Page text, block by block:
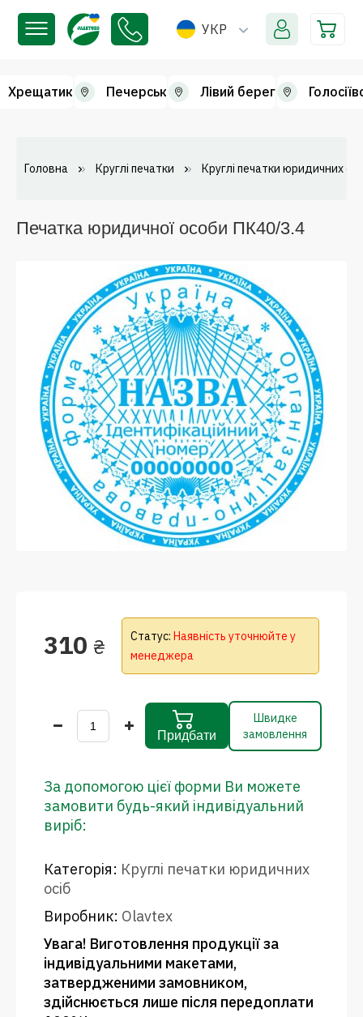
УКР
Хрещатик Печерськ Лівий берег
Головна Круглі печатки Круглі печатки юридичних
Печатка юридичної особи ПК40/3.4
310 ₴ Статус: Наявність уточнюйте у
менеджера
Придбати
Швидке
замовлення
За допомогою цієї форми Ви можете
замовити будь-який індивідуальний
виріб:
Категорія: Круглі печатки юридичних
осіб
Виробник: Olavtex
Увага! Виготовлення продукції за
індивідуальними макетами,
затвердженими замовником,
здійснюється лише після передоплати